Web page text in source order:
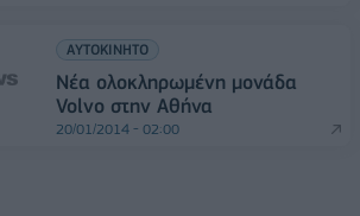
ΑΥΤΟΚΙΝΗΤΟ
Νέα ολοκληρωμένη μονάδα
Volvo στην Αθήνα
20/01/2014 - 02:00